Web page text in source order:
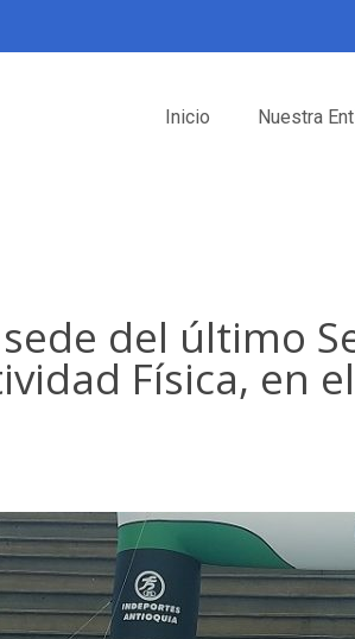
Inicio Nuestra
del último
Física, en